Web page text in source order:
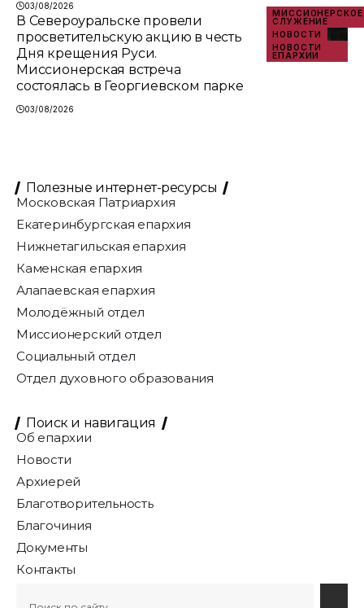
03/08/2026
МИССИОНЕРСКОЕ
СЛУЖЕНИЕ
НОВОСТИ
НОВОСТИ
ЕПАРХИИ
В Североуральске провели
просветительскую акцию в честь
Дня крещения Руси.
Миссионерская встреча
состоялась в Георгиевском парке
03/08/2026
Полезные интернет-ресурсы
Московская Патриархия
Екатеринбургская епархия
Нижнетагильская епархия
Каменская епархия
Алапаевская епархия
Молодёжный отдел
Миссионерский отдел
Социальный отдел
Отдел духовного образования
Поиск и навигация
Об епархии
Новости
Архиерей
Благотворительность
Благочиния
Документы
Контакты